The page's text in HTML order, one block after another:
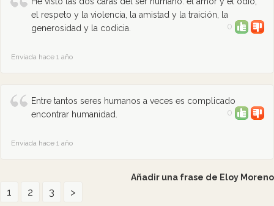
el respeto y la violencia, la amistad y la traición, la
generosidad y la codicia.
0
Enviada hace 1 año
Entre tantos seres humanos a veces es complicado
encontrar humanidad.
0
Enviada hace 1 año
Añadir una frase de Eloy Moreno
1 2 3 >